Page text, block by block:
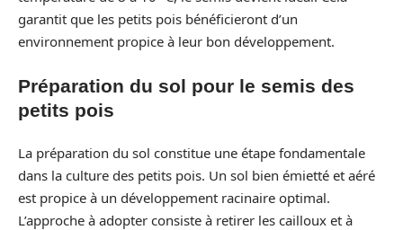
garantit que les petits pois bénéficieront d’un
environnement propice à leur bon développement.
Préparation du sol pour le semis des
petits pois
La préparation du sol constitue une étape fondamentale
dans la culture des petits pois. Un sol bien émietté et aéré
est propice à un développement racinaire optimal.
L’approche à adopter consiste à retirer les cailloux et à